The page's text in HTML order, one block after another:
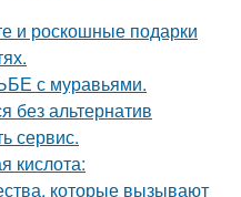
и роскошные подарки
с муравьями.
без альтернатив
сервис.
кислота:
которые вызывают